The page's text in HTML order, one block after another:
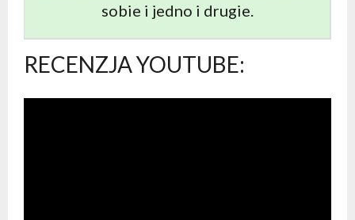
sobie i jedno i drugie.
RECENZJA YOUTUBE: